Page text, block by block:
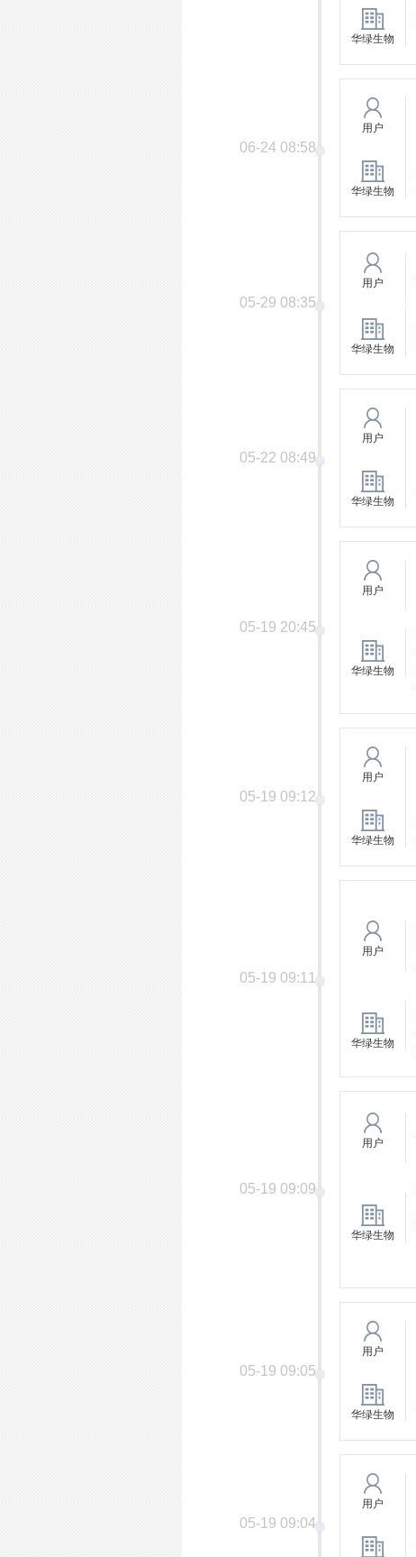
华绿生物
06-24 08:58
用户
华绿生物
05-29 08:35
用户
华绿生物
05-22 08:49
用户
华绿生物
05-19 20:45
用户
华绿生物
05-19 09:12
用户
华绿生物
05-19 09:11
用户
华绿生物
05-19 09:09
用户
华绿生物
05-19 09:05
用户
华绿生物
05-19 09:04
用户